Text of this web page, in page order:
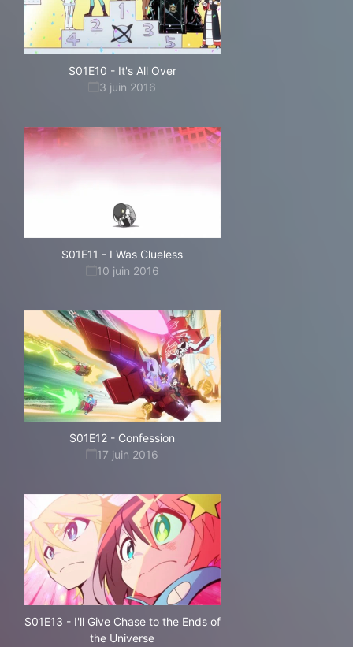
S01E10 - It's All Over
3 juin 2016
S01E11 - I Was Clueless
10 juin 2016
S01E12 - Confession
17 juin 2016
S01E13 - I'll Give Chase to the Ends of
the Universe